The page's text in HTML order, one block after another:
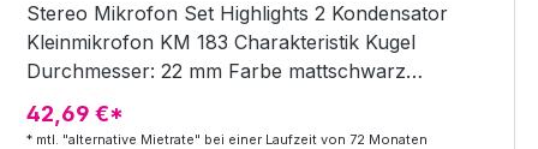
Stereo Mikrofon Set Highlights 2 Kondensator
Kleinmikrofon KM 183 Charakteristik Kugel
Durchmesser: 22 mm Farbe mattschwarz
Frequenzbereich 20 - 20000 Hz Gewicht 80 g
Impedanz 50 Ohm Länge: 107 mm Max SPL: 140
42,69 €*
* mtl. "alternative Mietrate" bei einer Laufzeit von 72 Monaten